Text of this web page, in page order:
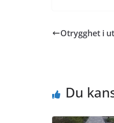
Otrygghet i
Du